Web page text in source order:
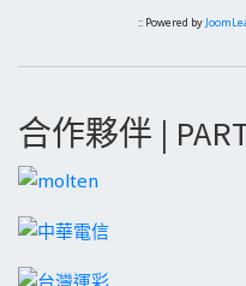
:: Powered by
合作夥伴 |